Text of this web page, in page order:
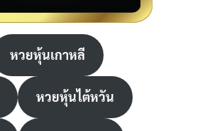
หวยหุ้นเกาหลี
หวยหุ้นไต้หวัน